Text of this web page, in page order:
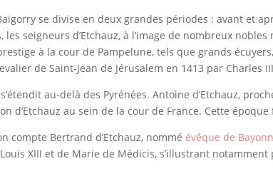
se divise en deux grandes périodes : avant et
les seigneurs d’Etchauz, à l’image de nombreux
à la cour de Pampelune, tels que grands
de Saint-Jean de Jérusalem en 1413 par
au-delà des Pyrénées. Antoine d’Etchauz,
d’Etchauz au sein de la cour de France. Cette
compte Bertrand d’Etchauz, nommé évêque de
XIII et de Marie de Médicis, s’illustrant